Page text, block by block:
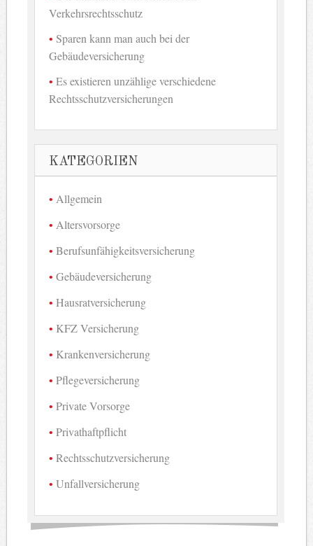
Verkehrsrechtsschutz
Sparen kann man auch bei der
Gebäudeversicherung
Es existieren unzählige verschiedene
Rechtsschutzversicherungen
KATEGORIEN
Allgemein
Altersvorsorge
Berufsunfähigkeitsversicherung
Gebäudeversicherung
Hausratversicherung
KFZ Versicherung
Krankenversicherung
Pflegeversicherung
Private Vorsorge
Privathaftpflicht
Rechtsschutzversicherung
Unfallversicherung